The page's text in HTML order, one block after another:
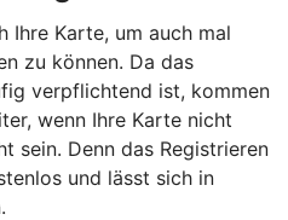
Ihre Karte, um auch mal
zu können. Da das
verpflichtend ist, kommen
wenn Ihre Karte nicht
sein. Denn das Registrieren
und lässt sich in